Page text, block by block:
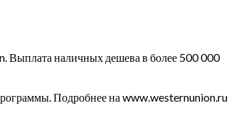
Выплата наличных дешева в более 500 000
Подробнее на www.westernunion.ru